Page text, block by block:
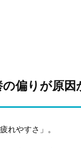
の偏りが原因
れやすさ」。